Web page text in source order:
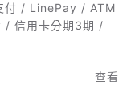
付 / LinePay / ATM
信用卡分期3期 /
查看